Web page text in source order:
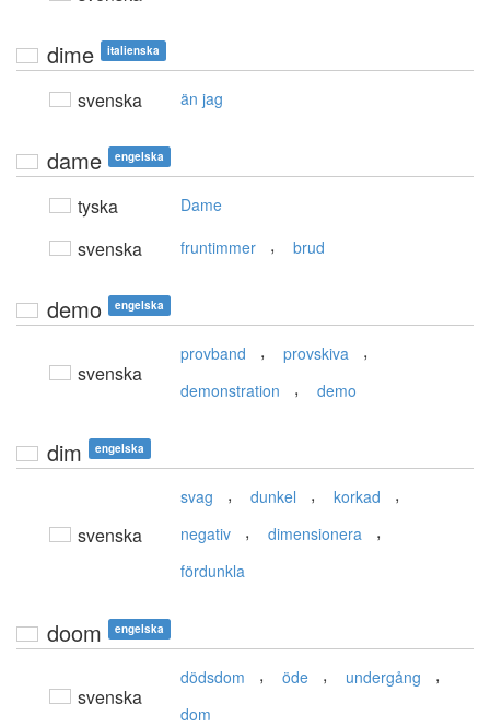
dime italienska
svenska än jag
dame engelska
tyska Dame
svenska fruntimmer , brud
demo engelska
svenska
provband , provskiva ,
demonstration , demo
dim engelska
svenska
svag , dunkel , korkad ,
negativ , dimensionera ,
fördunkla
doom engelska
svenska
dödsdom , öde , undergång ,
dom